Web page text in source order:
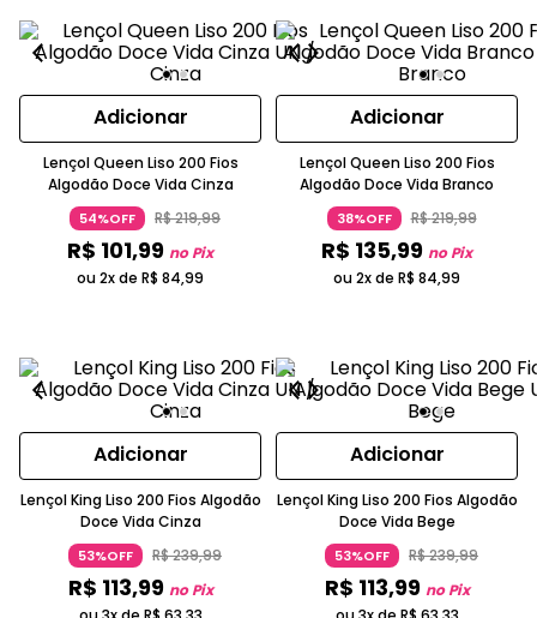
Adicionar
Lençol Queen Liso 200 Fios
Algodão Doce Vida Cinza
54%OFF R$219,99
R$ 101,99 no Pix
ou 2x de R$ 84,99
Adicionar
Lençol Queen Liso 200 Fios
Algodão Doce Vida Branco
38%OFF R$219,99
R$ 135,99 no Pix
ou 2x de R$ 84,99
Adicionar
Lençol King Liso 200 Fios Algodão
Doce Vida Cinza
53%OFF R$239,99
R$ 113,99 no Pix
Adicionar
Lençol King Liso 200 Fios Algodão
Doce Vida Bege
53%OFF R$239,99
R$ 113,99 no Pix